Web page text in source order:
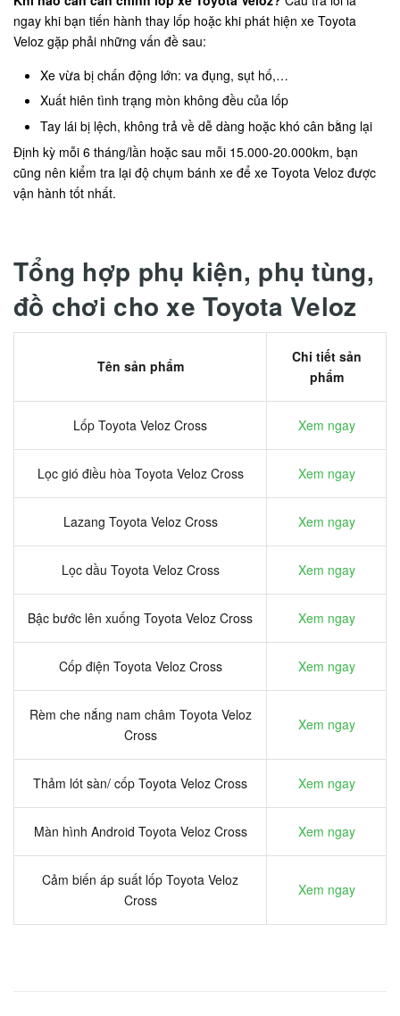
ngay khi bạn tiến hành thay lốp hoặc khi phát hiện xe Toyota
Veloz gặp phải những vấn đề sau:
Xe vừa bị chấn động lớn: va đụng, sụt hố,…
Xuất hiên tình trạng mòn không đều của lốp
Tay lái bị lệch, không trả về dễ dàng hoặc khó cân bằng lại
Định kỳ mỗi 6 tháng/lần hoặc sau mỗi 15.000-20.000km, bạn
cũng nên kiểm tra lại độ chụm bánh xe để xe Toyota Veloz được
vận hành tốt nhất.
Tổng hợp phụ kiện, phụ tùng,
đồ chơi cho xe Toyota Veloz
Tên sản phẩm
Chi tiết sản
phẩm
Lốp Toyota Veloz Cross Xem ngay
Lọc gió điều hòa Toyota Veloz Cross Xem ngay
Lazang Toyota Veloz Cross Xem ngay
Lọc dầu Toyota Veloz Cross Xem ngay
Bậc bước lên xuống Toyota Veloz Cross Xem ngay
Cốp điện Toyota Veloz Cross Xem ngay
Rèm che nắng nam châm Toyota Veloz
Cross
Xem ngay
Thảm lót sàn/ cốp Toyota Veloz Cross Xem ngay
Màn hình Android Toyota Veloz Cross Xem ngay
Cảm biến áp suất lốp Toyota Veloz
Cross
Xem ngay